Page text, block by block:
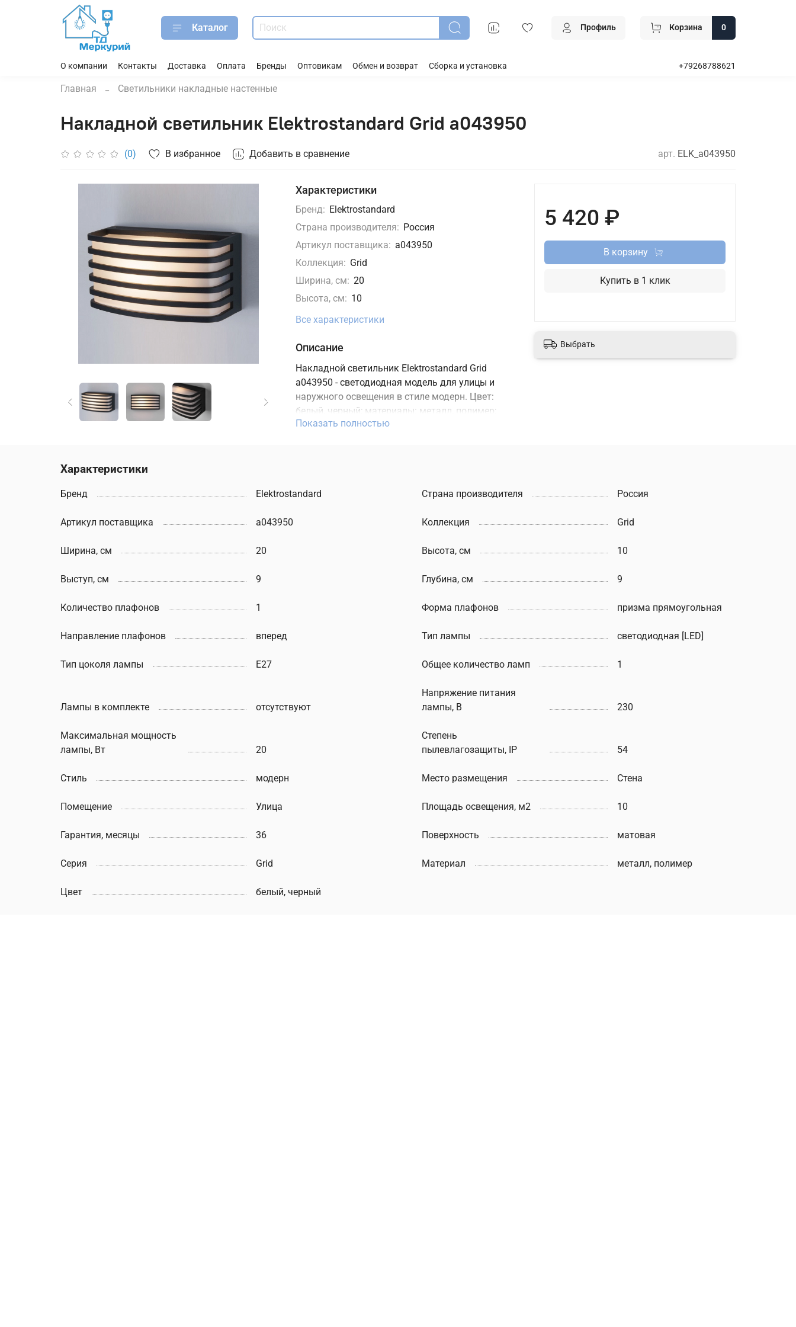
Каталог Профиль Корзина 0
О компании Контакты Доставка Оплата Бренды Оптовикам Обмен и возврат Сборка и установка +79268788621
Главная Светильники накладные настенные
Накладной светильник Elektrostandard Grid a043950
(0) В избранное Добавить в сравнение арт. ELK_a043950
Характеристики
Бренд: Elektrostandard
Страна производителя: Россия
Артикул поставщика: a043950
Коллекция: Grid
Ширина, см: 20
Высота, см: 10
Все характеристики
Описание
Накладной светильник Elektrostandard Grid
a043950 - светодиодная модель для улицы и
наружного освещения в стиле модерн. Цвет:
белый, черный; материалы: металл, полимер;
коллекция Grid. Характеристики: мощность 20
светильник Elektrostandard с доставкой по
Показать полностью
5 420 ₽
В корзину
Купить в 1 клик
Выбрать
Характеристики
Бренд Elektrostandard Страна производителя Россия
Артикул поставщика a043950 Коллекция Grid
Ширина, см 20 Высота, см 10
Выступ, см 9 Глубина, см 9
Количество плафонов 1 Форма плафонов призма прямоугольная
Направление плафонов вперед Тип лампы светодиодная [LED]
Тип цоколя лампы E27 Общее количество ламп 1
Лампы в комплекте отсутствуют
Напряжение питания
лампы, В
230
Максимальная мощность
лампы, Вт
20
Степень
пылевлагозащиты, IP
54
Стиль модерн Место размещения Стена
Помещение Улица Площадь освещения, м2 10
Гарантия, месяцы 36 Поверхность матовая
Серия Grid Материал металл, полимер
Цвет белый, черный